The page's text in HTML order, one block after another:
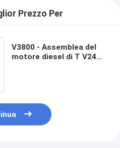
Prezzo Per
V3800 - Assemblea del
motore diesel di T V2403